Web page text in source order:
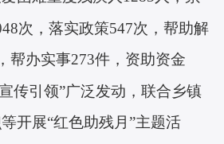
次，落实政策547次，帮助解
帮办实事273件，资助资金
传引领”广泛发动，联合乡镇
等开展“红色助残月”主题活